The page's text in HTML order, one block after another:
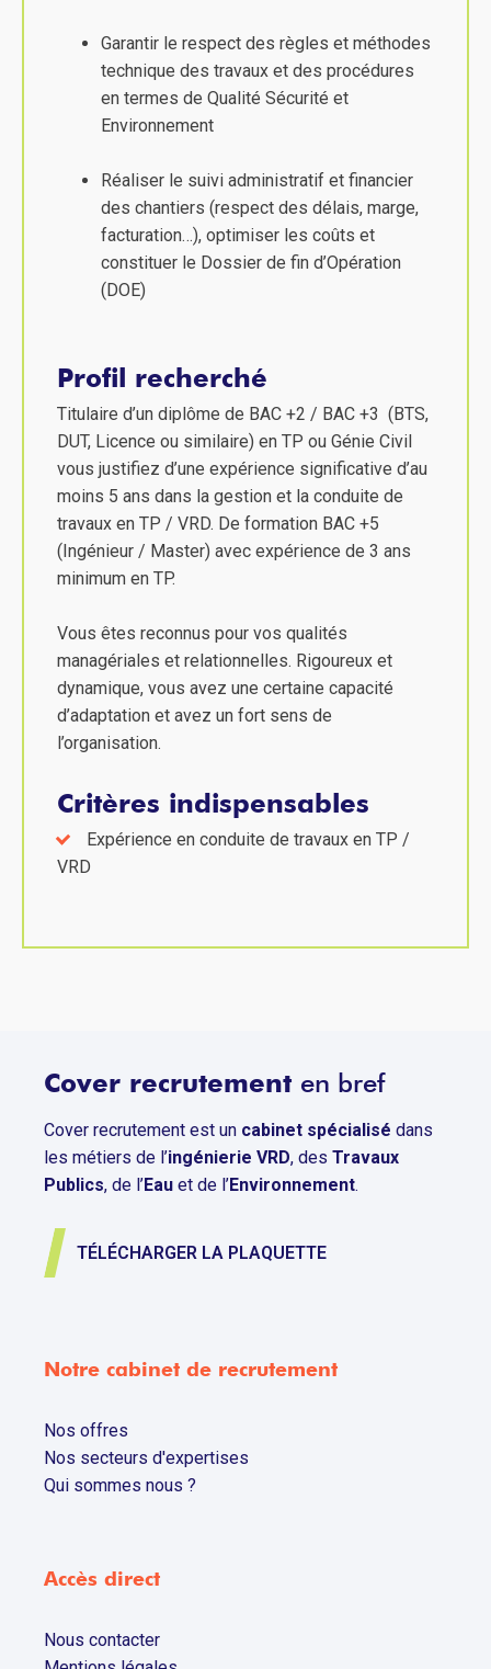
Garantir le respect des règles et méthodes
technique des travaux et des procédures
en termes de Qualité Sécurité et
Environnement
Réaliser le suivi administratif et financier
des chantiers (respect des délais, marge,
facturation…), optimiser les coûts et
constituer le Dossier de fin d’Opération
(DOE)
Profil recherché
Titulaire d’un diplôme de BAC +2 / BAC +3 (BTS,
DUT, Licence ou similaire) en TP ou Génie Civil
vous justifiez d’une expérience significative d’au
moins 5 ans dans la gestion et la conduite de
travaux en TP / VRD. De formation BAC +5
(Ingénieur / Master) avec expérience de 3 ans
minimum en TP.
Vous êtes reconnus pour vos qualités
managériales et relationnelles. Rigoureux et
dynamique, vous avez une certaine capacité
d’adaptation et avez un fort sens de
l’organisation.
Critères indispensables
Expérience en conduite de travaux en TP /
VRD
Cover recrutement en bref
Cover recrutement est un cabinet spécialisé dans
les métiers de l’ingénierie VRD, des Travaux
Publics, de l’Eau et de l’Environnement.
TÉLÉCHARGER LA PLAQUETTE
Notre cabinet de recrutement
Nos offres
Nos secteurs d'expertises
Qui sommes nous ?
Accès direct
Nous contacter